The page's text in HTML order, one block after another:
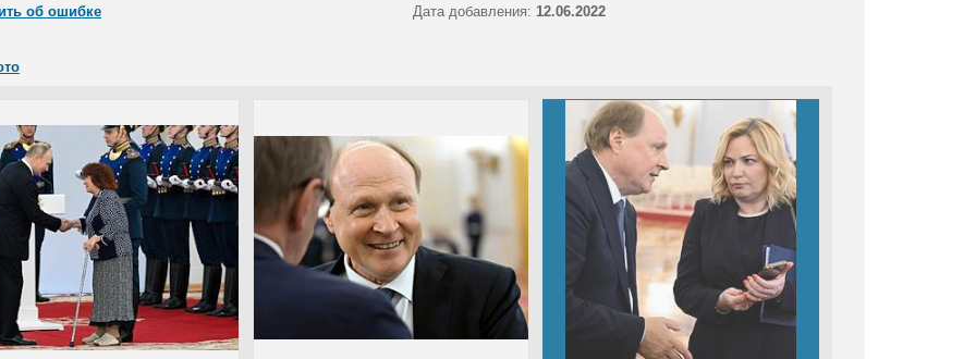
об ошибке
Дата добавления: 12.06.2022